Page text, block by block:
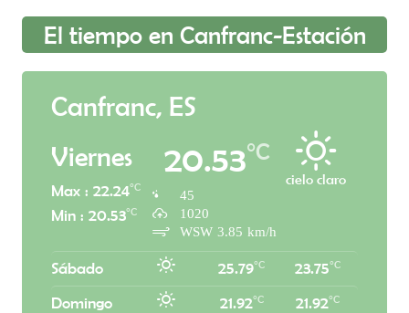
El tiempo en Canfranc-Estación
Canfranc, ES
cielo claro
20.53°C
Viernes
Max : 22.24°C
Min : 20.53°C
45
1020
WSW 3.85 km/h
Sábado 25.79°C 23.75°C
Domingo 21.92°C 21.92°C